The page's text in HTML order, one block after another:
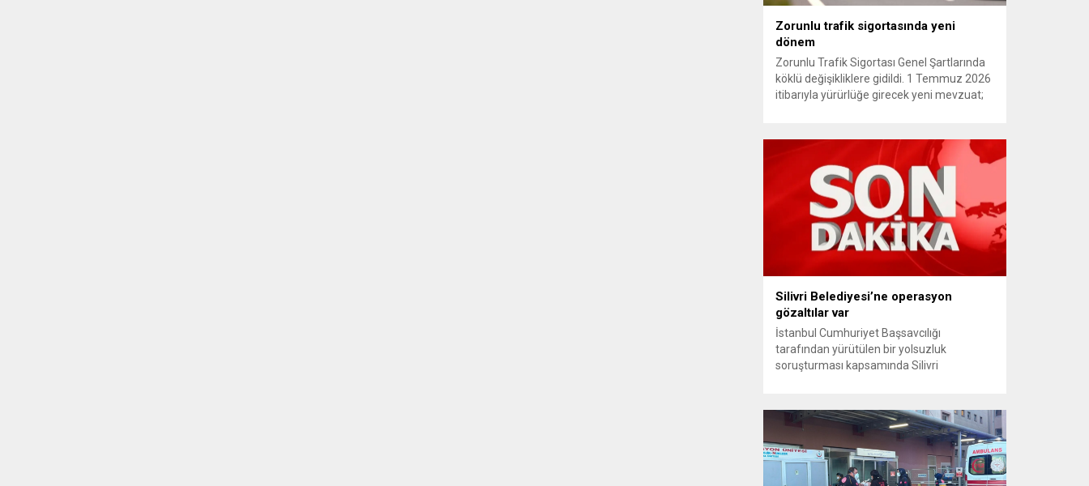
Zorunlu trafik sigortasında yeni
dönem
Zorunlu Trafik Sigortası Genel Şartlarında
köklü değişikliklere gidildi. 1 Temmuz 2026
itibarıyla yürürlüğe girecek yeni mevzuat;
genişletirken, orijinal parça kullanımındaki
yaş sınırını kaldırıyor ve değer kaybı
ödemelerinde hak sahibinin başvuru şartını
otomatik hale getiriyor. Hazine
Müsteşarlığına bağlı ilgili kurumlarca...
Silivri Belediyesi’ne operasyon
gözaltılar var
İstanbul Cumhuriyet Başsavcılığı
tarafından yürütülen bir yolsuzluk
soruşturması kapsamında Silivri
Belediye Başkanı Bora Balcıoğlu, belediye
bürokratları ve bazı iş insanlarının da
bulunduğu çok sayıda kişi hakkında gözaltı
kararı uygulandı. Emniyet güçlerinin
belediye binasındaki teknik inceleme ve